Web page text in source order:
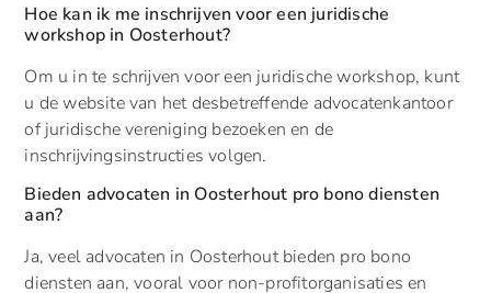
Hoe kan ik me inschrijven voor een juridische
workshop in Oosterhout?
Om u in te schrijven voor een juridische workshop, kunt
u de website van het desbetreffende advocatenkantoor
of juridische vereniging bezoeken en de
inschrijvingsinstructies volgen.
Bieden advocaten in Oosterhout pro bono diensten
aan?
Ja, veel advocaten in Oosterhout bieden pro bono
diensten aan, vooral voor non-profitorganisaties en